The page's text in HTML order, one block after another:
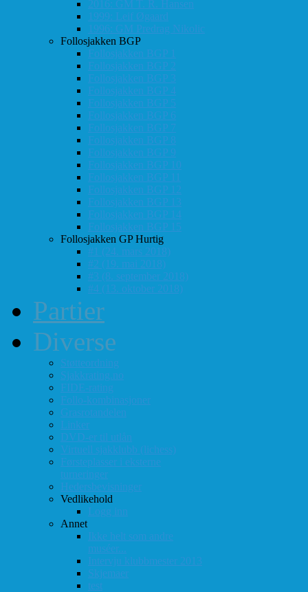
2016: GM T. R. Hansen
1999: Leif Øgaard
1996: GM Predrag Nikolic
Follosjakken BGP
Follosjakken BGP 1
Follosjakken BGP 2
Follosjakken BGP 3
Follosjakken BGP 4
Follosjakken BGP 5
Follosjakken BGP 6
Follosjakken BGP 7
Follosjakken BGP 8
Follosjakken BGP 9
Follosjakken BGP 10
Follosjakken BGP 11
Follosjakken BGP 12
Follosjakken BGP 13
Follosjakken BGP 14
Follosjakken BGP 15
Follosjakken GP Hurtig
#1 (24. mars 2018)
#2 (19. mai 2018)
#3 (8. september 2018)
#4 (13. oktober 2018)
Partier
Diverse
Støtteordning
Sjakkrating.no
FIDE-rating
Follo-kombinasjoner
Grasrotandelen
Linker
DVD-er til utlån
Virtuell sjakklubb (lichess)
Førsteplasser i eksterne
turneringer
Hedersbevisninger
Vedlikehold
Logg inn
Annet
Ikke helt som andre
muséer...
Intervju klubbmester 2013
Skjemaer
test